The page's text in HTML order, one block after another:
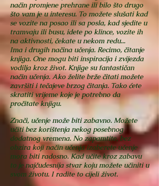
način promjene prehrane ili bilo što drugo
što vam je u interesu. To možete slušati kad
se vozite na posao ili sa posla, kad sjedite u
tramvaju ili busu, idete po klince, vozite ih
na aktivnosti, čekate u nekom redu...
Ima i drugih načina učenja. Recimo, čitanje
knjiga. One mogu biti inspiracija i zvijezda
vodilja kroz život. Knjige su fantastičan
način učenja. Ako želite brže čitati možete
završiti i tečajeve brzog čitanja. Tako ćete
skratiti vrijeme koje je potrebno da
pročitate knjigu.
Znači, učenje može biti zabavno. Možete
učiti bez korištenja nekog posebnog
dodatnog vremena. No zapamtite, bez
obzira koji način učenja izaberete učenje
mora biti radosno. Kad učite kroz zabavu
to je najčudesnija stvar koju možete učiniti u
svom životu. I radite to cijeli život.